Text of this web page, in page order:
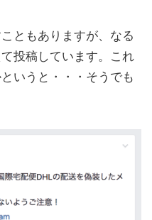
ともありますが、なる
投稿しています。これ
いうと・・・そうでも